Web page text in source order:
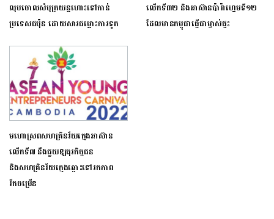
លុបចោលសំបុត្រយន្តហោះទៅកាន់
ប្រទេសជប៉ុន ដោយសារជម្លោះការទូត
លើកទី៣២ និងអាស៊ានប៉ារ៉ាហ្គេមទី១២
ដែលមានកម្ពុជាធ្វើជាម្ចាស់ផ្ទះ
មហោស្រពសហគ្រិនវ័យក្មេងអាស៊ាន
លើកទី៧ នឹងជួយឱ្យធុរកិច្ចជន
និងសហគ្រិនវ័យក្មេងឆ្ពោះទៅរកភាព
រីកចម្រើន